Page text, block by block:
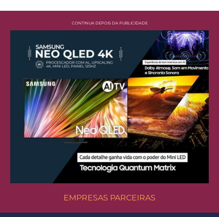
CONTINUA DEPOIS DA PUBLICIDADE
EMPRESAS PARCEIRAS